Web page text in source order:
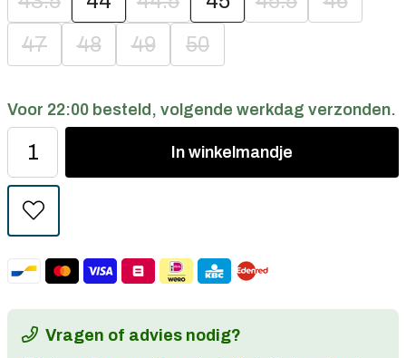
47
48 49 50
Voor 22:00 besteld, volgende werkdag verzonden.
In winkelmandje
Vragen of advies nodig?